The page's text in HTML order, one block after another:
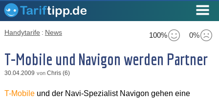
100% 0%
Handytarife : News
T-Mobile und Navigon werden Partner
30.04.2009 von Chris (6)
T-Mobileund der Navi-Spezialist Navigon gehen eine